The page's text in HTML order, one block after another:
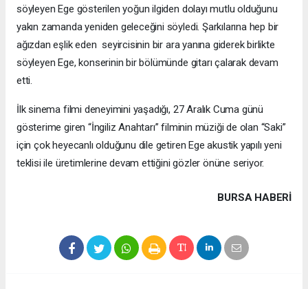
söyleyen Ege gösterilen yoğun ilgiden dolayı mutlu olduğunu
yakın zamanda yeniden geleceğini söyledi. Şarkılarına hep bir
ağızdan eşlik eden seyircisinin bir ara yanına giderek birlikte
söyleyen Ege, konserinin bir bölümünde gitarı çalarak devam
etti.
İlk sinema filmi deneyimini yaşadığı, 27 Aralık Cuma günü
gösterime giren “İngiliz Anahtarı” filminin müziği de olan “Saki”
için çok heyecanlı olduğunu dile getiren Ege akustik yapılı yeni
teklisi ile üretimlerine devam ettiğini gözler önüne seriyor.
BURSA HABERİ